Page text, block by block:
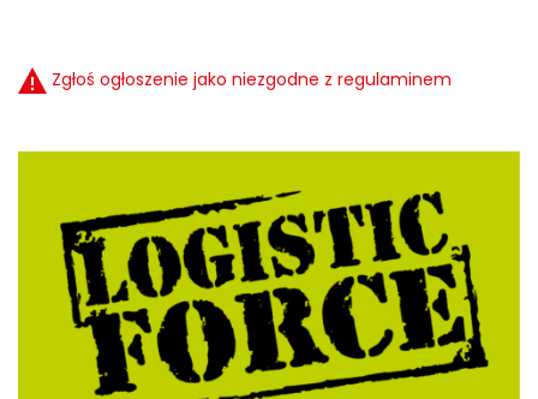
Zgłoś ogłoszenie jako niezgodne z regulaminem